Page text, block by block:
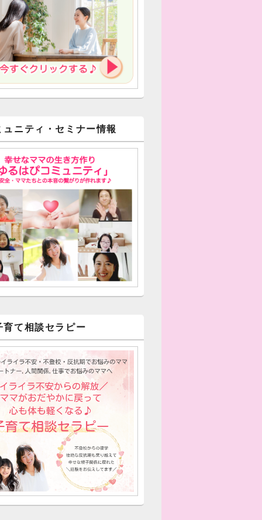
ュニティ・セミナー情報
育て相談セラピー